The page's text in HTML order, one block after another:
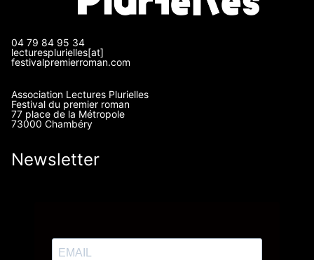
04 79 84 95 34
lecturesplurielles[at]
festivalpremierroman.com
Association Lectures Plurielles
Festival du premier roman
77 place de la Métropole
73000 Chambéry
Newsletter